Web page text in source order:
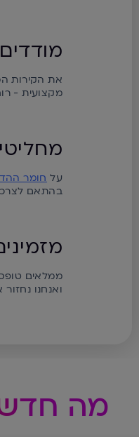
מודדים
את הקירות
מקצועית -
על חומר
בהתאם
ממלאים
ואנחנו נחזור
מה